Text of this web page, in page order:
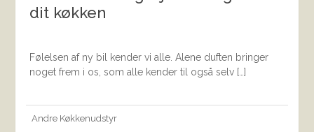
dit køkken
Følelsen af ny bil kender vi alle. Alene duften bringer
noget frem i os, som alle kender til også selv […]
Andre Køkkenudstyr